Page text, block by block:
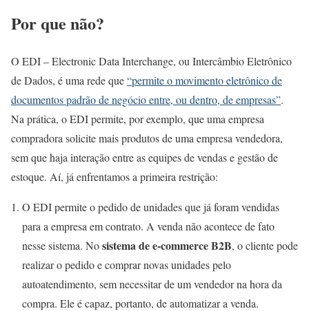
Por que não?
O EDI – Electronic Data Interchange, ou Intercâmbio Eletrônico
de Dados, é uma rede que“permite o movimento eletrônico de
documentos padrão de negócio entre, ou dentro, de empresas”.
Na prática, o EDI permite, por exemplo, que uma empresa
compradora solicite mais produtos de uma empresa vendedora,
sem que haja interação entre as equipes de vendas e gestão de
estoque. Aí, já enfrentamos a primeira restrição:
O EDI permite o pedido de unidades que já foram vendidas
para a empresa em contrato. A venda não acontece de fato
nesse sistema. Nosistema de e-commerce B2B, o cliente pode
realizar o pedido e comprar novas unidades pelo
autoatendimento, sem necessitar de um vendedor na hora da
compra. Ele é capaz, portanto, de automatizar a venda.